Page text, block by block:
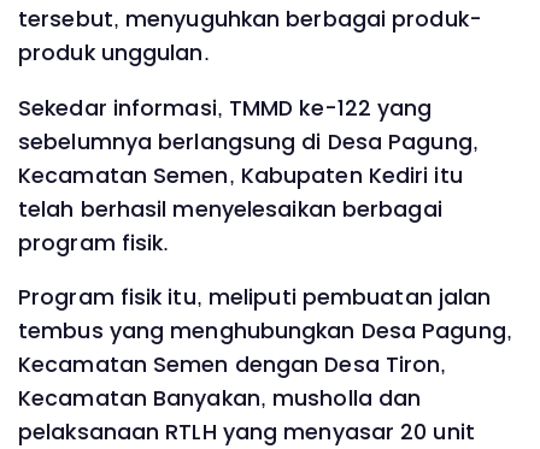
tersebut, menyuguhkan berbagai produk-
produk unggulan.
Sekedar informasi, TMMD ke-122 yang
sebelumnya berlangsung di Desa Pagung,
Kecamatan Semen, Kabupaten Kediri itu
telah berhasil menyelesaikan berbagai
program fisik.
Program fisik itu, meliputi pembuatan jalan
tembus yang menghubungkan Desa Pagung,
Kecamatan Semen dengan Desa Tiron,
Kecamatan Banyakan, musholla dan
pelaksanaan RTLH yang menyasar 20 unit